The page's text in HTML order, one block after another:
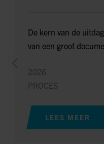
De kern van de
van een groot
2026
PROCES
LEES MEER